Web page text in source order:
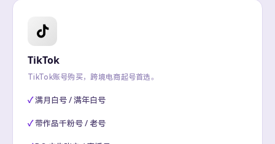
TikTok
TikTok账号购买，跨境电商起号首选。
满月白号 / 满年白号
带作品千粉号 / 老号